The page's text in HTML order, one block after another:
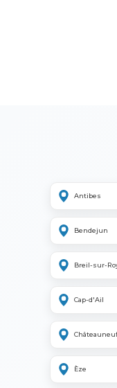
Antibes
Bendejun
Breil-sur-
Cap-d'Ail
Èze